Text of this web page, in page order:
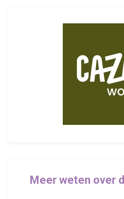
Meer weten over